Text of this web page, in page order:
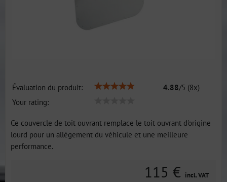
Évaluation du produit: 4.88/5 (8x)
Your rating:
Ce couvercle de toit ouvrant remplace le toit ouvrant d'origine
lourd pour un allègement du véhicule et une meilleure
performance.
115 € incl. VAT